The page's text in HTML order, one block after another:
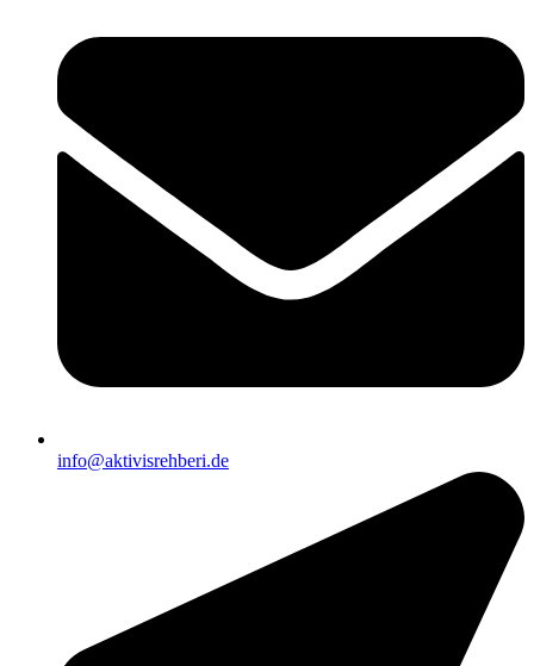
info@aktivisrehberi.de